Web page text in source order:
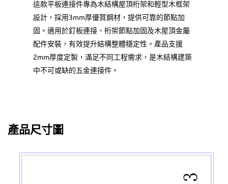
這款平板連接件專為木結構屋頂桁架和輕型木框架
設計，採用3mm厚優質鋼材，提供可靠的節點加
固。適用於釘板連接、桁架節點加固及木屋頂金屬
配件安裝，有效提升結構整體穩定性。產品支援
2mm厚度定製，滿足不同工程需求，是木結構建築
中不可或缺的五金連接件。
產品尺寸圖